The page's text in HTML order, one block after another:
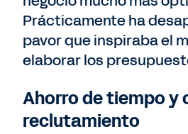
Prácticamente ha
pavor que inspiraba el
elaborar los
Ahorro de tiempo y
reclutamiento